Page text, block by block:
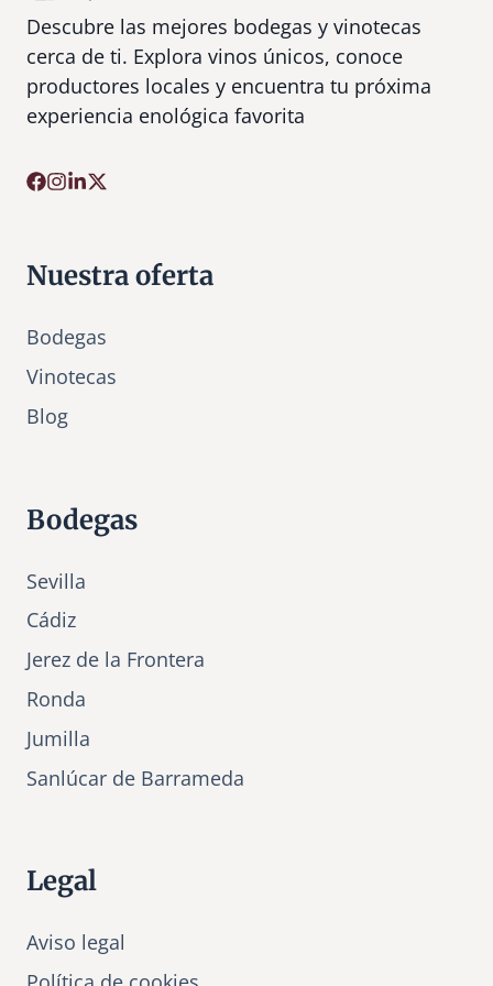
Descubre las mejores bodegas y vinotecas
cerca de ti. Explora vinos únicos, conoce
productores locales y encuentra tu próxima
experiencia enológica favorita
Nuestra oferta
Bodegas
Vinotecas
Blog
Bodegas
Sevilla
Cádiz
Jerez de la Frontera
Ronda
Jumilla
Sanlúcar de Barrameda
Legal
Aviso legal